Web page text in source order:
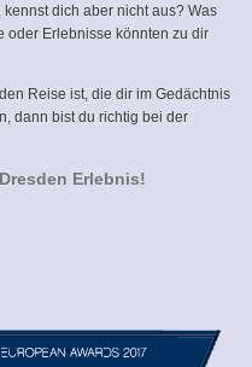
dich aber nicht aus? Was
oder Erlebnisse könnten zu dir
Reise ist, die dir im Gedächtnis
dann bist du richtig bei der
Erlebnis!